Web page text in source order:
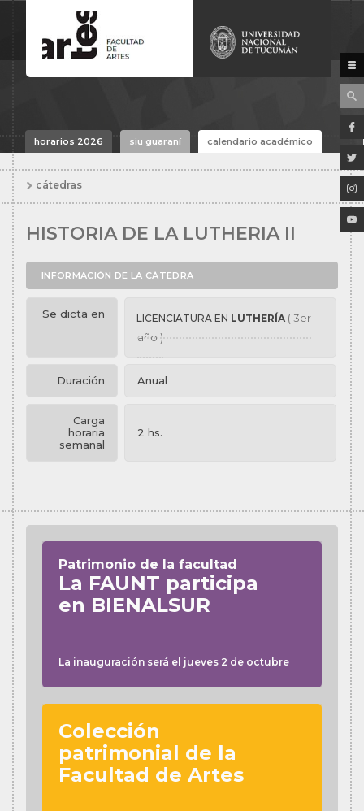
horarios 2026 siu guaraní calendario académico
cátedras
HISTORIA DE LA LUTHERIA II
INFORMACIÓN DE LA CÁTEDRA
Se dicta en LICENCIATURA EN LUTHERÍA( 3er
año )
Duración Anual
Carga
horaria
semanal
2 hs.
Patrimonio de la facultad
La FAUNT participa
en BIENALSUR
La inauguración será el jueves 2 de octubre
Colección
patrimonial de la
Facultad de Artes